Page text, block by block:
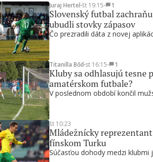
Čo prezradili dáta z novej
Slovenský futbal
ubudli stovky zápasov
Juraj Hertel∙št 19:15∙ 1
V poslednom období končil
Kluby sa odhlasujú tesne
amatérskom futbale?
Titanilla Bőd∙st 16:15∙ 1
Súčasťou dohody medzi klubmi
Mládežnícky
fínskom Turku
št 10:23